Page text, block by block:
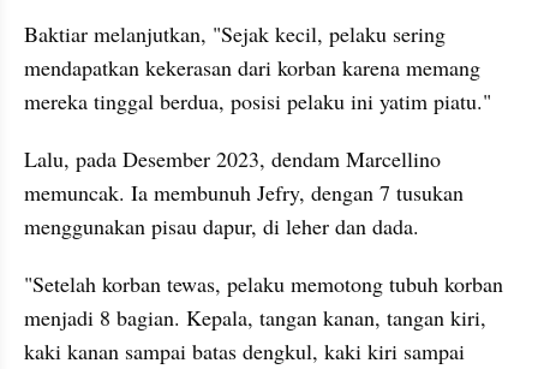
Baktiar melanjutkan, "Sejak kecil, pelaku sering
mendapatkan kekerasan dari korban karena memang
mereka tinggal berdua, posisi pelaku ini yatim piatu."
Lalu, pada Desember 2023, dendam Marcellino
memuncak. Ia membunuh Jefry, dengan 7 tusukan
menggunakan pisau dapur, di leher dan dada.
"Setelah korban tewas, pelaku memotong tubuh korban
menjadi 8 bagian. Kepala, tangan kanan, tangan kiri,
kaki kanan sampai batas dengkul, kaki kiri sampai